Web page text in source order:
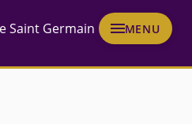
Saint Germain MENU